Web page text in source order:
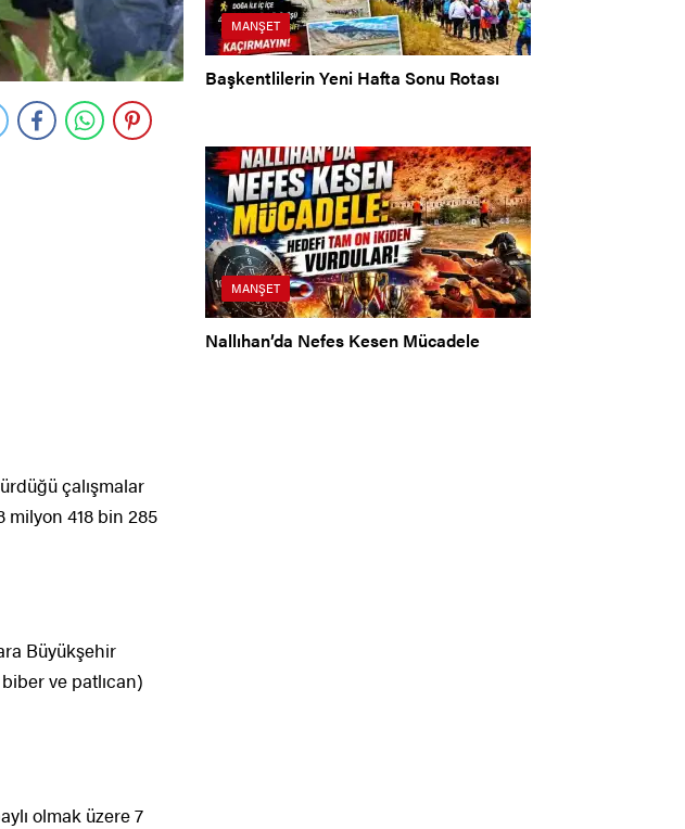
çalışmalar
milyon 418 bin 285
Büyükşehir
ve patlıcan)
olmak üzere 7
MANŞET
Başkentlilerin Yeni Hafta Sonu Rotası
MANŞET
Nallıhan’da Nefes Kesen Mücadele